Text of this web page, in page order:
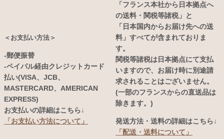
＜お支払い方法＞
-郵便振替
-ペイパル経由クレジットカード
払い(VISA、JCB、
MASTERCARD、AMERICAN
EXPRESS)
お支払いの詳細はこちら↓
「お支払い方法について」
「フランス本社から日本拠点へ
の送料・関税等諸税」と
「日本国内からお届け先への送
料」すべてが含まれておりま
す。
関税等諸税は日本拠点にて支払
いますので、お届け時に別途請
求されることはございません。
(一部のフランスからの直送品は
除きます。)
発送方法・送料の詳細はこちら↓
「配送・送料について」